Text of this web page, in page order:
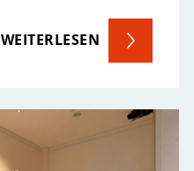
WEITERLESEN